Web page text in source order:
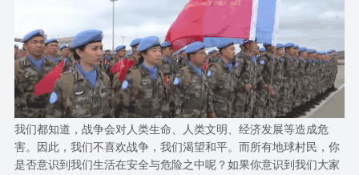
我们都知道，战争会对人类生命、人类文明、经济发展等造成危
害。因此，我们不喜欢战争，我们渴望和平。而所有地球村民，你
是否意识到我们生活在安全与危险之中呢？如果你意识到我们大家